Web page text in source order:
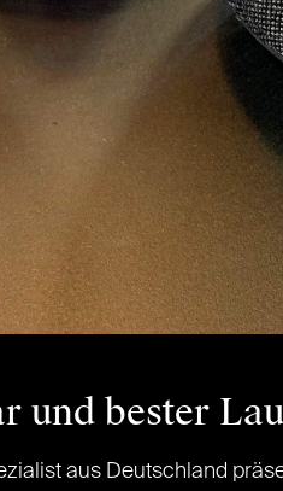
und bester
aus Deutschland